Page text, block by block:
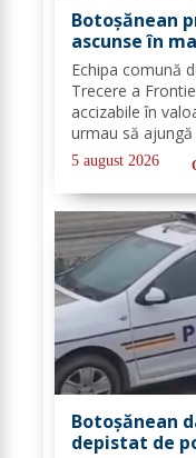
Botoșănean
ascunse în
Echipa comună
Trecere a
accizabile în
urmau să
Conform
sancționată
de...
5 august 2026
Botoșănean
depistat de